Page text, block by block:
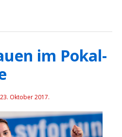
im Pokal-
23. Oktober 2017.